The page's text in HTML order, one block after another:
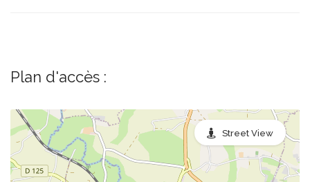
Plan d'accès :
Street View